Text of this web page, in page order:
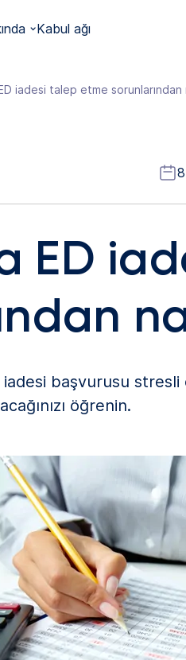
Kabul ağı
iadesi talep etme sorunlarından
ED
iadesi başvurusu
öğrenin.